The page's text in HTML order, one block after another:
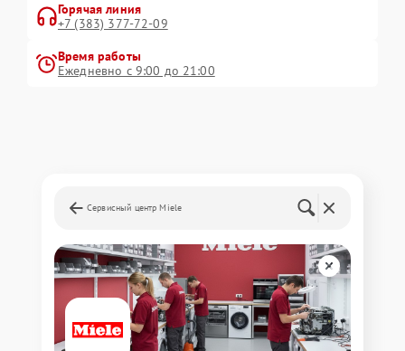
Горячая линия
+7 (383) 377-72-09
Время работы
Ежедневно с 9:00 до 21:00
Сервисный центр Miele